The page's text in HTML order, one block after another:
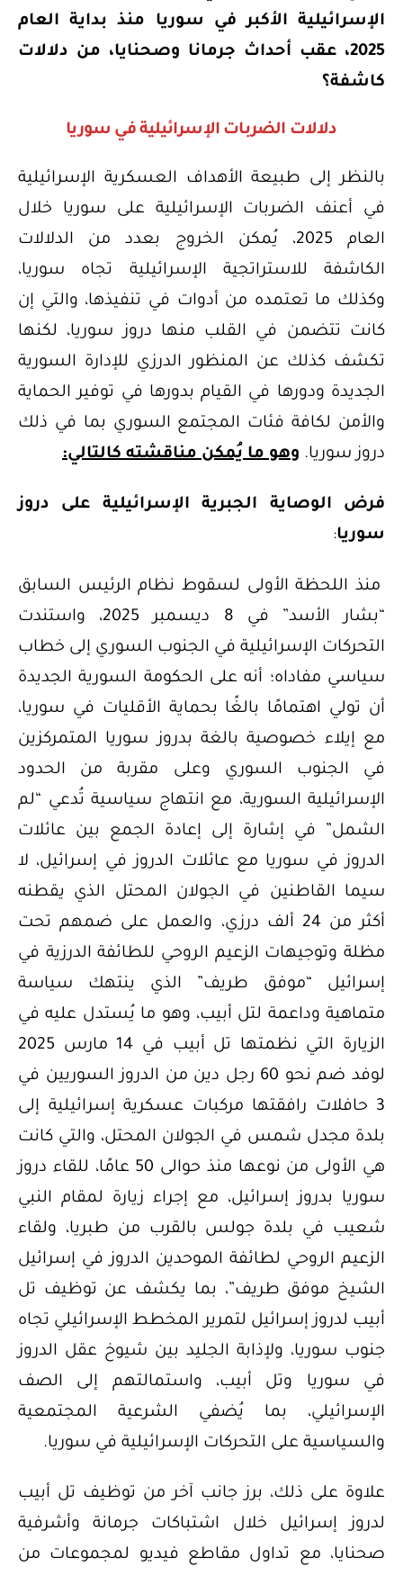
الإسرائيلية الأكبر في سوريا منذ بداية العام
2025، عقب أحداث جرمانا وصحنايا، من دلالات
كاشفة؟
دلالات الضربات الإسرائيلية في سوريا
بالنظر إلى طبيعة الأهداف العسكرية الإسرائيلية
في أعنف الضربات الإسرائيلية على سوريا خلال
العام 2025، يُمكن الخروج بعدد من الدلالات
الكاشفة للاستراتجية الإسرائيلية تجاه سوريا،
وكذلك ما تعتمده من أدوات في تنفيذها، والتي إن
كانت تتضمن في القلب منها دروز سوريا، لكنها
تكشف كذلك عن المنظور الدرزي للإدارة السورية
الجديدة ودورها في القيام بدورها في توفير الحماية
والأمن لكافة فئات المجتمع السوري بما في ذلك
دروز سوريا.وهو ما يُمكن مناقشته كالتالي:
فرض الوصاية الجبرية الإسرائيلية على دروز
سوريا:
منذ اللحظة الأولى لسقوط نظام الرئيس السابق
“بشار الأسد” في 8 ديسمبر 2025، واستندت
التحركات الإسرائيلية في الجنوب السوري إلى خطاب
سياسي مفاداه؛ أنه على الحكومة السورية الجديدة
أن تولي اهتمامًا بالغًا بحماية الأقليات في سوريا،
مع إيلاء خصوصية بالغة بدروز سوريا المتمركزين
في الجنوب السوري وعلى مقربة من الحدود
الإسرائيلية السورية، مع انتهاج سياسية تُدعي “لم
الشمل” في إشارة إلى إعادة الجمع بين عائلات
الدروز في سوريا مع عائلات الدروز في إسرائيل، لا
سيما القاطنين في الجولان المحتل الذي يقطنه
أكثر من 24 ألف درزي، والعمل على ضمهم تحت
مظلة وتوجيهات الزعيم الروحي للطائفة الدرزية في
إسرائيل “موفق طريف” الذي ينتهك سياسة
متماهية وداعمة لتل أبيب، وهو ما يُستدل عليه في
الزيارة التي نظمتها تل أبيب في 14 مارس 2025
لوفد ضم نحو 60 رجل دين من الدروز السوريين في
3 حافلات رافقتها مركبات عسكرية إسرائيلية إلى
بلدة مجدل شمس في الجولان المحتل، والتي كانت
هي الأولى من نوعها منذ حوالى 50 عامًا، للقاء دروز
سوريا بدروز إسرائيل، مع إجراء زيارة لمقام النبي
شعيب في بلدة جولس بالقرب من طبريا، ولقاء
الزعيم الروحي لطائفة الموحدين الدروز في إسرائيل
الشيخ موفق طريف”، بما يكشف عن توظيف تل
أبيب لدروز إسرائيل لتمرير المخطط الإسرائيلي تجاه
جنوب سوريا، ولإذابة الجليد بين شيوخ عقل الدروز
في سوريا وتل أبيب، واستمالتهم إلى الصف
الإسرائيلي، بما يُضفي الشرعية المجتمعية
والسياسية على التحركات الإسرائيلية في سوريا.
علاوة على ذلك، برز جانب آخر من توظيف تل أبيب
لدروز إسرائيل خلال اشتباكات جرمانة وأشرفية
صحنايا، مع تداول مقاطع فيديو لمجموعات من